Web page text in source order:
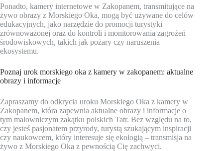
Ponadto, kamery internetowe w Zakopanem, transmitujące na
żywo obrazy z Morskiego Oka, mogą być używane do celów
edukacyjnych, jako narzędzie do promocji turystyki
zrównoważonej oraz do kontroli i monitorowania zagrożeń
środowiskowych, takich jak pożary czy naruszenia
ekosystemu.
Poznaj urok morskiego oka z kamery w zakopanem: aktualne
obrazy i informacje
Zapraszamy do odkrycia uroku Morskiego Oka z kamery w
Zakopanem, która zapewnia aktualne obrazy i informacje o
tym malowniczym zakątku polskich Tatr. Bez względu na to,
czy jesteś pasjonatem przyrody, turystą szukającym inspiracji
czy naukowcem, który interesuje się ekologią – transmisja na
żywo z Morskiego Oka z pewnością Cię zachwyci.